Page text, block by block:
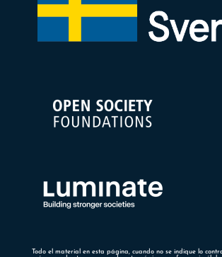
Todo el material en esta página, cuando no se indique lo